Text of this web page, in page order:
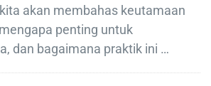
akan membahas keutamaan
penting untuk
dan bagaimana praktik ini …